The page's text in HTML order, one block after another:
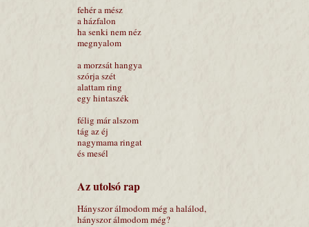
fehér a mész
a házfalon
ha senki nem néz
megnyalom
a morzsát hangya
szórja szét
alattam ring
egy hintaszék
félig már alszom
tág az éj
nagymama ringat
és mesél
Az utolsó rap
Hányszor álmodom még a halálod,
hányszor álmodom még?